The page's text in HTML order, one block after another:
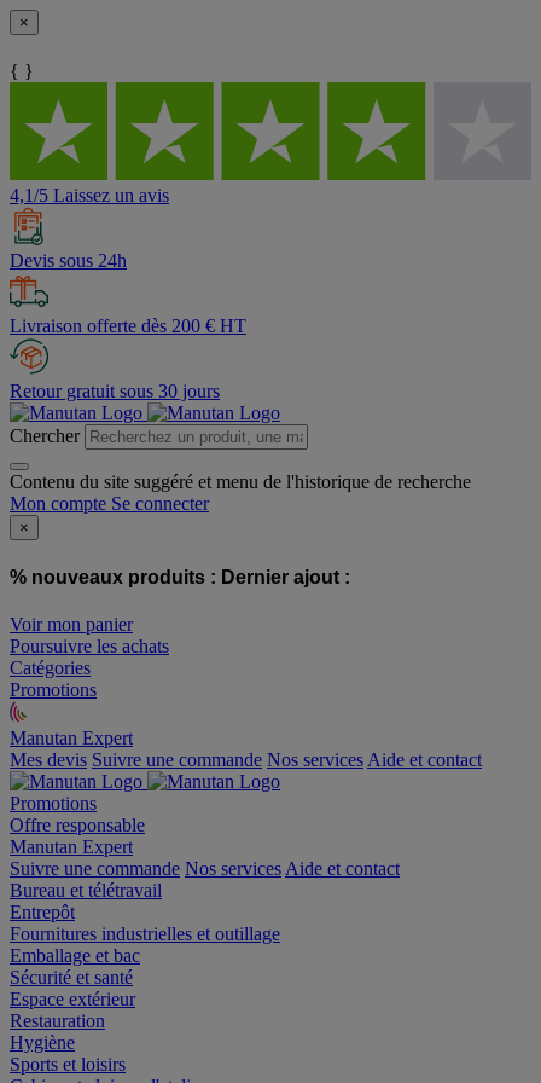
×
{ }
4,1/5 Laissez un avis
Devis sous 24h
Livraison offerte dès 200 € HT
Retour gratuit sous 30 jours
Chercher
Contenu du site suggéré et menu de l'historique de recherche
Mon compte Se connecter
×
% nouveaux produits : Dernier ajout :
Voir mon panier
Poursuivre les achats
Catégories
Promotions
Manutan Expert
offre reconditionnée
Mes devis Suivre une commande Nos services
Promotions
Offre responsable
Manutan Expert
Suivre une commande
Bureau et télétravail
Entrepôt
Fournitures industrielles et outillage
Emballage et bac
Sécurité et santé
Espace extérieur
Restauration
Hygiène